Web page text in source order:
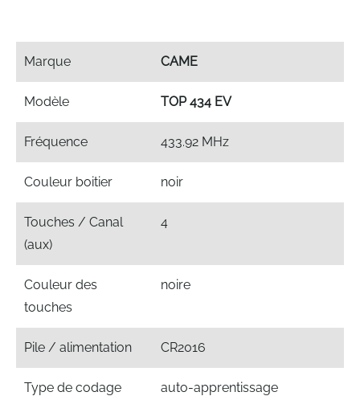
Marque CAME
Modèle TOP 434 EV
Fréquence 433.92 MHz
Couleur boitier noir
Touches / Canal
(aux)
4
Couleur des
touches
noire
Pile / alimentation CR2016
Type de codage auto-apprentissage